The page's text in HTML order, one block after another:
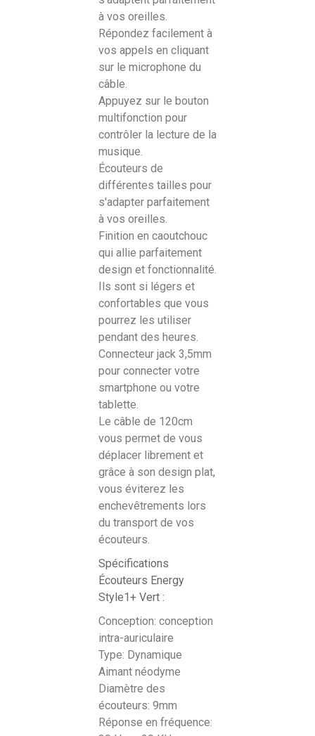
à vos oreilles.
Répondez facilement à
vos appels en cliquant
sur le microphone du
câble.
Appuyez sur le bouton
multifonction pour
contrôler la lecture de la
musique.
Écouteurs de
différentes tailles pour
s'adapter parfaitement
à vos oreilles.
Finition en caoutchouc
qui allie parfaitement
design et fonctionnalité.
Ils sont si légers et
confortables que vous
pourrez les utiliser
pendant des heures.
Connecteur jack 3,5mm
pour connecter votre
smartphone ou votre
tablette.
Le câble de 120cm
vous permet de vous
déplacer librement et
grâce à son design plat,
vous éviterez les
enchevêtrements lors
du transport de vos
écouteurs.
Spécifications
Écouteurs Energy
Style1+ Vert :
Conception: conception
intra-auriculaire
Type: Dynamique
Aimant néodyme
Diamètre des
écouteurs: 9mm
Réponse en fréquence: